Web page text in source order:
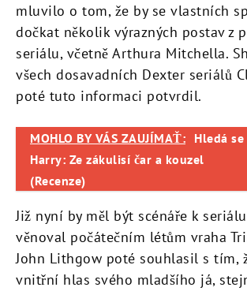
mluvilo o tom, že by se vlastních
dočkat několik výrazných postav z
seriálu, včetně Arthura Mitchella.
všech dosavadních Dexter seriálů
poté tuto informaci potvrdil.
MOHLO BY VÁS ZAUJÍMAŤ: Hledá se
Harry: Ze zákulisí čar a kouzel
(Recenze)
Již nyní by měl být scénáře k
věnoval počátečním létům vraha
John Lithgow poté souhlasil s tím,
vnitřní hlas svého mladšího já,